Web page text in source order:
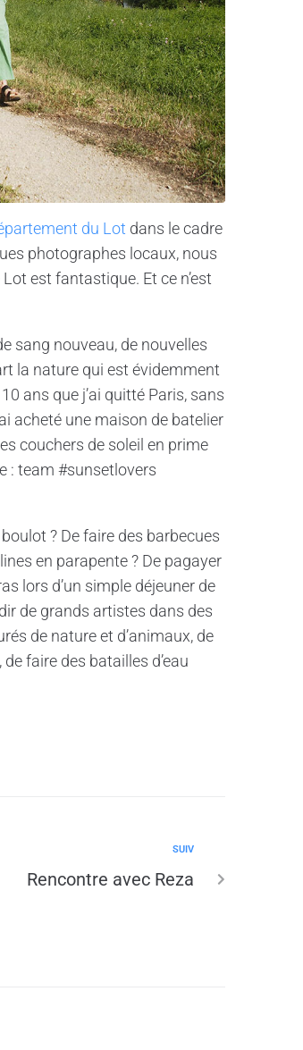
du Lot dans le cadre
photographes locaux, nous
est fantastique. Et ce n’est
sang nouveau, de nouvelles
la nature qui est évidemment
ans que j’ai quitté Paris, sans
acheté une maison de batelier
couchers de soleil en prime
: team #sunsetlovers
? De faire des barbecues
en parapente ? De pagayer
lors d’un simple déjeuner de
de grands artistes dans des
de nature et d’animaux, de
faire des batailles d’eau
SUIV
Rencontre avec Reza